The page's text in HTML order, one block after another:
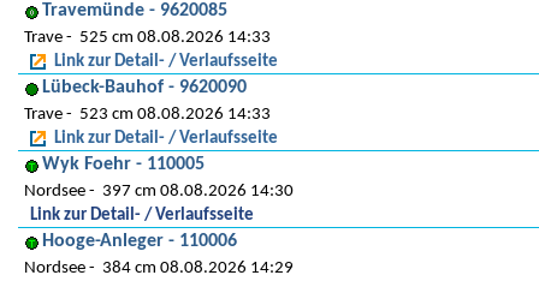
Travemünde - 9620085
Trave
525 cm 08.08.2026 14:33
Link zur Detail- / Verlaufsseite
Lübeck-Bauhof - 9620090
Trave
523 cm 08.08.2026 14:33
Link zur Detail- / Verlaufsseite
Wyk Foehr - 110005
Nordsee
397 cm 08.08.2026 14:30
Link zur Detail- / Verlaufsseite
Hooge-Anleger - 110006
Nordsee 384 cm 08.08.2026 14:29